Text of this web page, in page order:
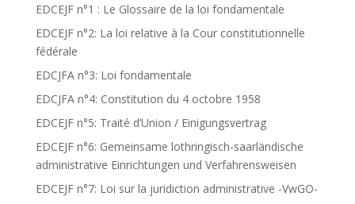
EDCEJF n°1 : Le Glossaire de la loi fondamentale
EDCEJF n°2: La loi relative à la Cour constitutionnelle
fédérale
EDCJFA n°3: Loi fondamentale
EDCJFA n°4: Constitution du 4 octobre 1958
EDCEJF n°5: Traité d’Union / Einigungsvertrag
EDCEJF n°6: Gemeinsame lothringisch-saarländische
administrative Einrichtungen und Verfahrensweisen
EDCEJF n°7: Loi sur la juridiction administrative -VwGO-